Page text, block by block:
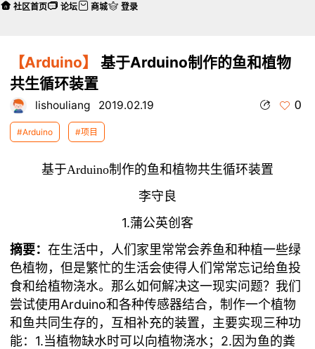
【Arduino】
基于Arduino制作的鱼和植物
共生循环装置
lishouliang 2019.02.19 0
#Arduino #项目
基于Arduino制作的鱼和植物共生循环装置
李守良
1.蒲公英创客
摘要：在生活中，人们家里常常会养鱼和种植一些绿
色植物，但是繁忙的生活会使得人们常常忘记给鱼投
食和给植物浇水。那么如何解决这一现实问题？我们
尝试使用 Arduino和各种传感器结合，制作一个植物
和鱼共同生存的，互相补充的装置，主要实现三种功
能：1.当植物缺水时可以向植物浇水；2.因为鱼的粪
社区首页 论坛 商城 登录